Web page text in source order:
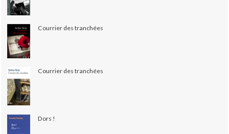
Courrier des tranchées
Courrier des tranchées
Dors !